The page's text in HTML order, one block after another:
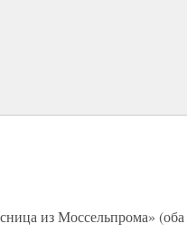
из Моссельпрома» (оба